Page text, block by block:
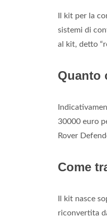
Il kit per la
sistemi di
al kit, detto
Quanto
30000 euro
Rover
Come
Il kit nasce
riconvertita